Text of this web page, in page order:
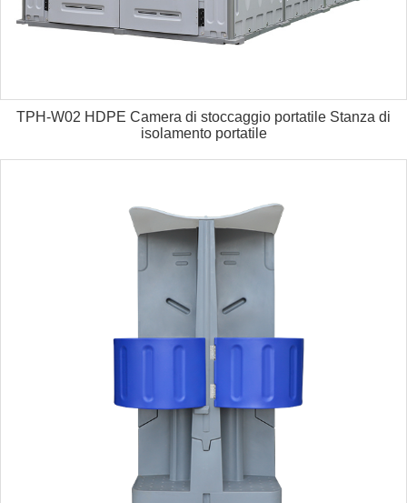
TPH-W02 HDPE Camera di stoccaggio portatile Stanza di
isolamento portatile